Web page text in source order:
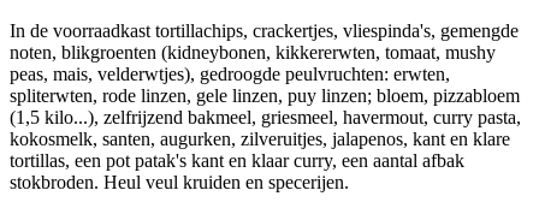
In de voorraadkast tortillachips, crackertjes, vliespinda's, gemengde
noten, blikgroenten (kidneybonen, kikkererwten, tomaat, mushy
peas, mais, velderwtjes), gedroogde peulvruchten: erwten,
spliterwten, rode linzen, gele linzen, puy linzen; bloem, pizzabloem
(1,5 kilo...), zelfrijzend bakmeel, griesmeel, havermout, curry pasta,
kokosmelk, santen, augurken, zilveruitjes, jalapenos, kant en klare
tortillas, een pot patak's kant en klaar curry, een aantal afbak
stokbroden. Heul veul kruiden en specerijen.